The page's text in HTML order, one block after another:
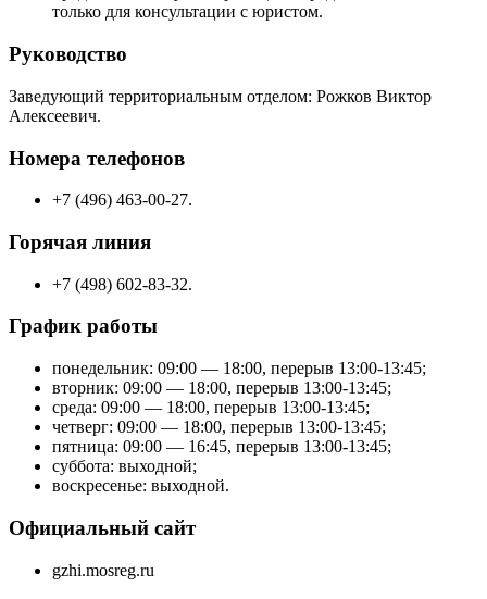
только для консультации с юристом.
Руководство
Заведующий территориальным отделом: Рожков Виктор
Алексеевич.
Номера телефонов
+7 (496) 463-00-27.
Горячая линия
+7 (498) 602-83-32.
График работы
понедельник: 09:00 — 18:00, перерыв 13:00-13:45;
вторник: 09:00 — 18:00, перерыв 13:00-13:45;
среда: 09:00 — 18:00, перерыв 13:00-13:45;
четверг: 09:00 — 18:00, перерыв 13:00-13:45;
пятница: 09:00 — 16:45, перерыв 13:00-13:45;
суббота: выходной;
воскресенье: выходной.
Официальный сайт
gzhi.mosreg.ru